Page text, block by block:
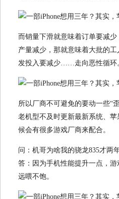
而销量下滑就意味着订单要减
产量减少，那就意味着大批的
发投入要减少……走向恶性循环
所以厂商不可避免的要动一些“
老机型不及时更新最新系统、
候会有很多游戏厂商来配合。
问：机哥为啥我的骁龙835才两
答：因为手机性能提升一点，
远喂不饱。